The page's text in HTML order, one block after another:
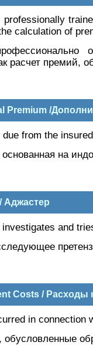
professionally
calculation of
расчет премий,
Premium /
due from the
на
Аджастер
investigates and
Costs / Расходы
in connection
обусловленные